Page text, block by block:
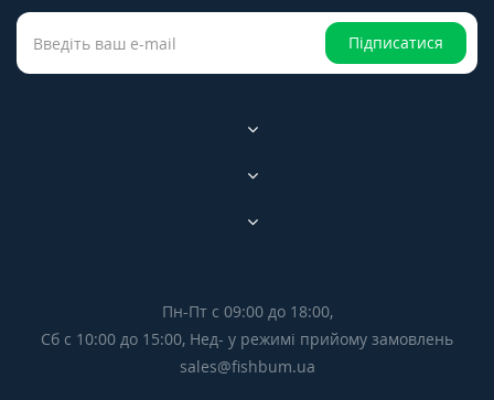
Підписатися
Пн-Пт с 09:00 до 18:00,
Сб с 10:00 до 15:00, Нед- у режимі прийому замовлень
sales@fishbum.ua